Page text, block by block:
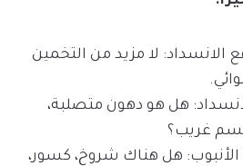
الانسداد: لا مزيد من التخمين
هل هو دهون متصلبة،
غريب؟
هل هناك شروخ، كسور،